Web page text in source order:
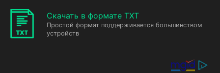
Скачать в формате TXT
Простой формат поддерживается большинством
устройств